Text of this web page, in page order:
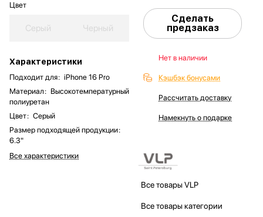
Цвет
Серый Черный
Характеристики
Подходит для: iPhone 16 Pro
Материал : Высокотемпературный
полиуретан
Цвет: Серый
Размер подходящей продукции:
6.3"
Все характеристики
Сделать
предзаказ
Нет в наличии
Кэшбэк бонусами
Рассчитать доставку
Намекнуть о подарке
Все товары VLP
Все товары категории